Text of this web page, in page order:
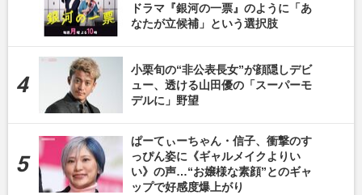
ドラマ『銀河の一票』のように「あ
なたが立候補」という選択肢
小栗旬の“非公表長女”が顔隠しデビ
ュー、透ける山田優の「スーパーモ
デルに」野望
ぱーてぃーちゃん・信子、衝撃のす
っぴん姿に《ギャルメイクよりい
い》の声…“お嬢様な素顔”とのギャ
ップで好感度爆上がり